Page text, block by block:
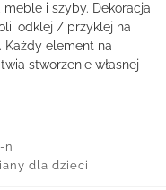
i szyby. Dekoracja
odklej / przyklej na
Każdy element na
stworzenie własnej
n
dla dzieci